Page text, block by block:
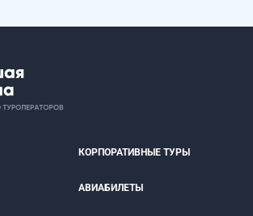
КОРПОРАТИВНЫЕ ТУРЫ
АВИАБИЛЕТЫ